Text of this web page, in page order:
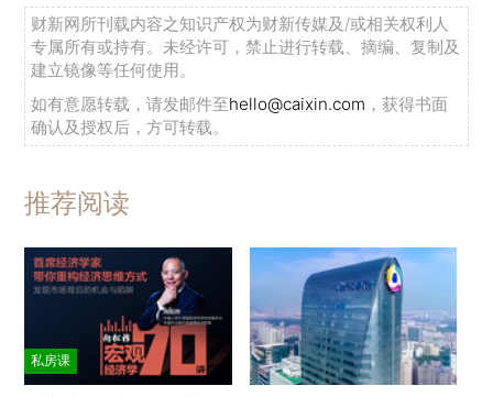
财新网所刊载内容之知识产权为财新传媒及/或相关权利人
专属所有或持有。未经许可，禁止进行转载、摘编、复制及
建立镜像等任何使用。
如有意愿转载，请发邮件至hello@caixin.com ，获得书面
确认及授权后，方可转载。
推荐阅读
私房课